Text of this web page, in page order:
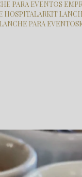
PARA EVENTOS
HOSPITALAR KIT
LANCHE PARA EVENTOS